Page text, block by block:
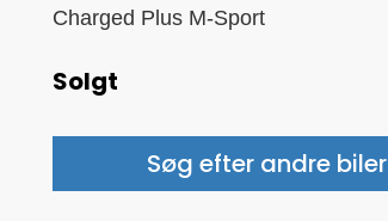
Charged Plus M-Sport
Solgt
Søg efter andre biler